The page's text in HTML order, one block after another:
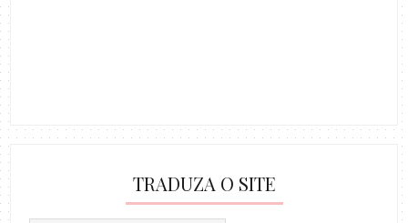
TRADUZA O SITE